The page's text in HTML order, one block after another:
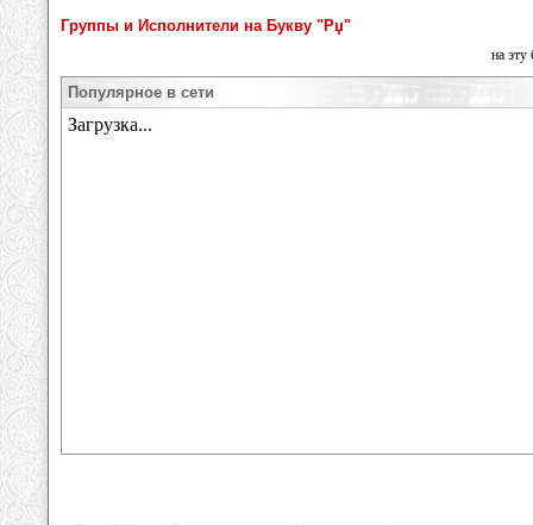
Группы и Исполнители на Букву "Рџ"
на эту
Популярное в сети